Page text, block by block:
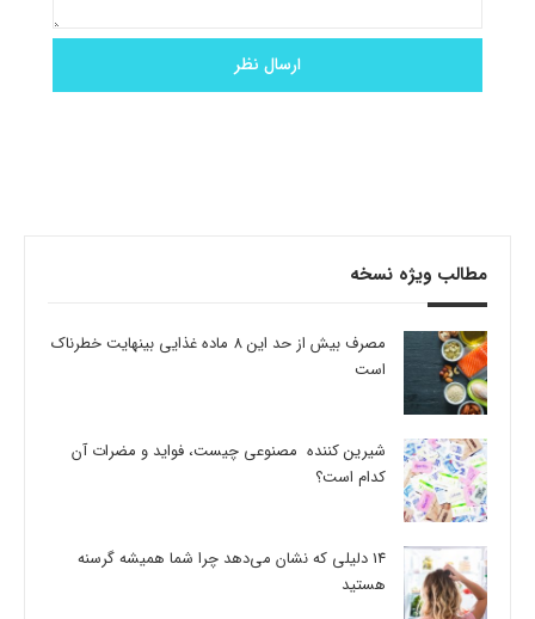
مطالب ویژه نسخه
مصرف بیش از حد این 8 ماده غذایی بینهایت خطرناک
است
شیرین کننده مصنوعی چیست، فواید و مضرات آن
کدام است؟
14 دلیلی که نشان می‌دهد چرا شما همیشه گرسنه
هستید